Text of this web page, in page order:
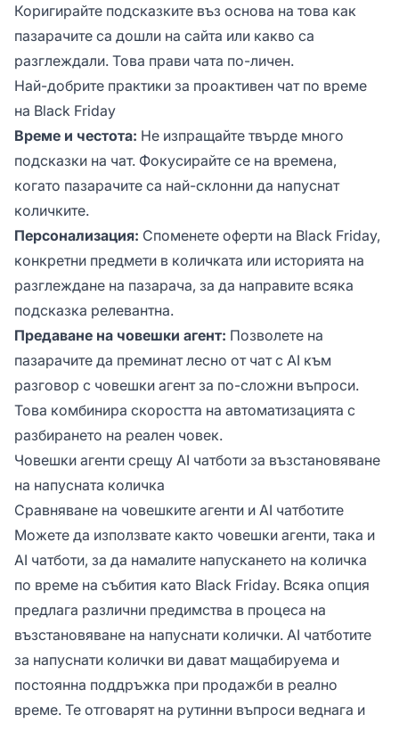
Коригирайте подсказките въз основа на това как
пазарачите са дошли на сайта или какво са
разглеждали. Това прави чата по-личен.
Най-добрите практики за проактивен чат по време
на Black Friday
Време и честота: Не изпращайте твърде много
подсказки на чат. Фокусирайте се на времена,
когато пазарачите са най-склонни да напуснат
количките.
Персонализация: Споменете оферти на Black Friday,
конкретни предмети в количката или историята на
разглеждане на пазарача, за да направите всяка
подсказка релевантна.
Предаване на човешки агент: Позволете на
пазарачите да преминат лесно от чат с AI към
разговор с човешки агент за по-сложни въпроси.
Това комбинира скоростта на автоматизацията с
разбирането на реален човек.
Човешки агенти срещу AI чатботи за възстановяване
на напусната количка
Сравняване на човешките агенти и AI чатботите
Можете да използвате както човешки агенти, така и
AI чатботи, за да намалите напускането на количка
по време на събития като Black Friday. Всяка опция
предлага различни предимства в процеса на
възстановяване на напуснати колички. AI чатботите
за напуснати колички ви дават мащабируема и
постоянна поддръжка при продажби в реално
време. Те отговарят на рутинни въпроси веднага и